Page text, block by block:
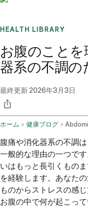
HEALTH LIBRARY
お腹のこと
器系の不調の
最終更新2026年3月3日
ホーム 健康ブログ
腹痛や消化器系の不調
一般的な理由の一つで
いはもっと長引くもの
を経験します。あなた
ものからストレスの感
お腹の中で何が起こっ